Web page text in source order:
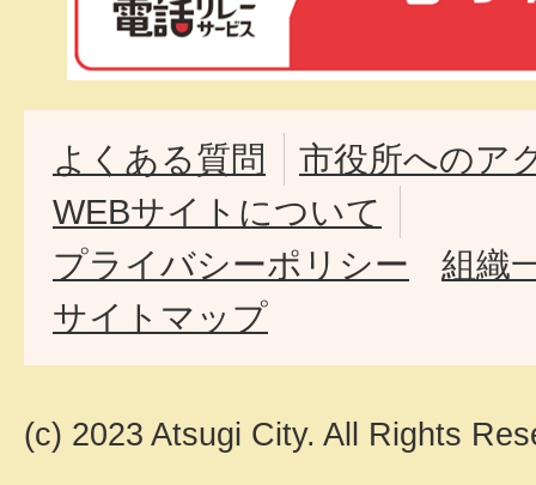
よくある質問
市役所へのア
WEBサイトについて
プライバシーポリシー
組織
サイトマップ
(c) 2023 Atsugi City. All Rights